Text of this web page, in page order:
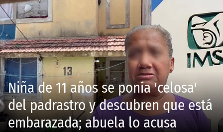
Niña de 11 años se ponía 'celosa'
del padrastro y descubren que está
embarazada; abuela lo acusa